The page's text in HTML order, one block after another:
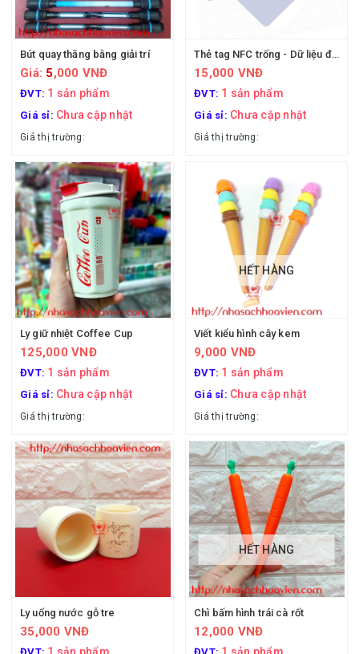
Bút quay thăng bằng giải trí
Giá: 5,000 VNĐ
ĐVT: 1 sản phẩm
Giá sỉ: Chưa cập nhật
Giá thị trường:
Thẻ tag NFC trống - Dữ liệu điện tử
15,000 VNĐ
ĐVT: 1 sản phẩm
Giá sỉ: Chưa cập nhật
Giá thị trường:
Ly giữ nhiệt Coffee Cup
125,000 VNĐ
ĐVT: 1 sản phẩm
Giá sỉ: Chưa cập nhật
Giá thị trường:
HẾT HÀNG
Viết kiểu hình cây kem
9,000 VNĐ
ĐVT: 1 sản phẩm
Giá sỉ: Chưa cập nhật
Giá thị trường:
Ly uống nước gỗ tre
35,000 VNĐ
HẾT HÀNG
Chì bấm hình trái cà rốt
12,000 VNĐ